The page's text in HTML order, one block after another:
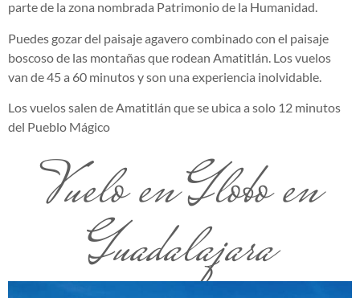
parte de la zona nombrada Patrimonio de la Humanidad.
Puedes gozar del paisaje agavero combinado con el paisaje
boscoso de las montañas que rodean Amatitlán. Los vuelos
van de 45 a 60 minutos y son una experiencia inolvidable.
Los vuelos salen de Amatitlán que se ubica a solo 12 minutos
del Pueblo Mágico
Vuelo en Globo en
Guadalajara